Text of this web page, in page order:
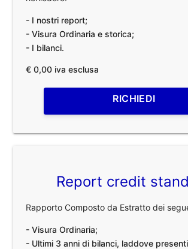
- I nostri report;
- Visura Ordinaria e storica;
- I bilanci.
€ 0,00 iva esclusa
RICHIEDI
Report credit
Rapporto Composto da Estratto dei
- Visura Ordinaria;
- Ultimi 3 anni di bilanci, laddove